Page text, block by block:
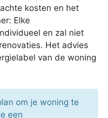
kosten en het
Elke
en zal niet
Het advies
van de woning
om je woning te
een